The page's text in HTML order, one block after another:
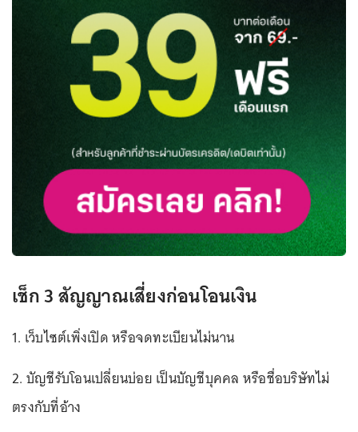
เช็ก 3 สัญญาณเสี่ยงก่อนโอนเงิน
1. เว็บไซต์เพิ่งเปิด หรือจดทะเบียนไม่นาน
2. บัญชีรับโอนเปลี่ยนบ่อย เป็นบัญชีบุคคล หรือชื่อบริษัทไม่
ตรงกับที่อ้าง